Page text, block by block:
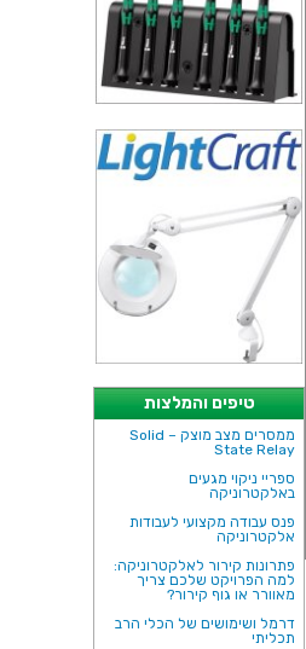
טיפים והמלצות
ממסרים מצב מוצק – Solid
State Relay
ספריי ניקוי מגעים
באלקטרוניקה
פנס עבודה מקצועי לעבודות
אלקטרוניקה
פתרונות קירור לאלקטרוניקה:
למה הפרויקט שלכם צריך
מאוורר או גוף קירור?
דרמל ושימושים של הכלי הרב
תכליתי